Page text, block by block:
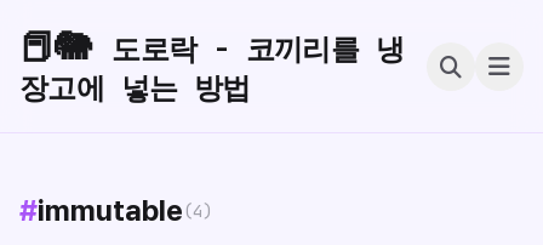
📕🐘 도로락 - 코끼리를 냉
장고에 넣는 방법
#immutable (4)